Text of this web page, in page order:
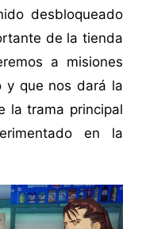
desbloqueado
de la tienda
a misiones
y que nos dará la
la trama principal
en la